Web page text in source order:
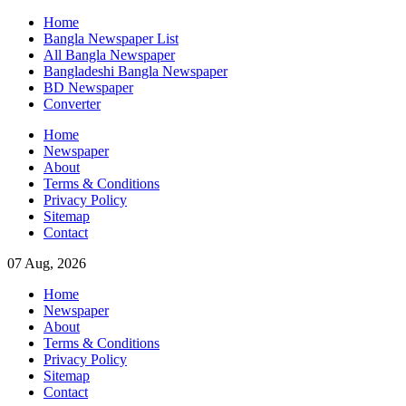
Skip
content
Home
Bangla Newspaper List
All Bangla Newspaper
Bangladeshi Bangla Newspaper
BD Newspaper
Converter
Home
Newspaper
About
Terms & Conditions
Privacy Policy
Sitemap
Contact
07 Aug, 2026
Home
Newspaper
About
Terms & Conditions
Privacy Policy
Sitemap
Contact